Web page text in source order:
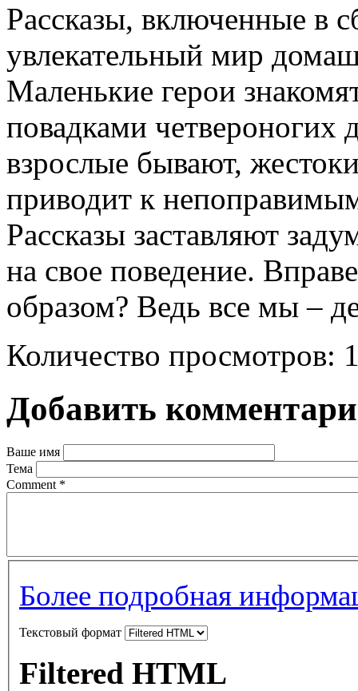
Рассказы, включенные в
увлекательный мир
Маленькие герои
повадками четвероногих
взрослые бывают,
приводит к
Рассказы заставляют
на свое поведение.
образом? Ведь все мы –
Количество просмотров:
Добавить
Ваше имя
Тема
Comment *
Более подробная
Текстовый формат
Filtered HTML